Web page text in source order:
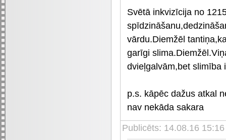
Svētā inkvizīcija no
vārdu.Diemžēl
garīgi
dvieļgalvām,bet slimība
p.s. kāpēc dažus atkal
nav nekāda sakara
Publicēts: 14.08.16 15:16